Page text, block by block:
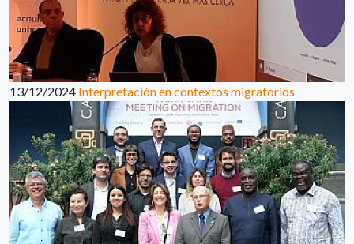
13/12/2024 Interpretación en contextos migratorios